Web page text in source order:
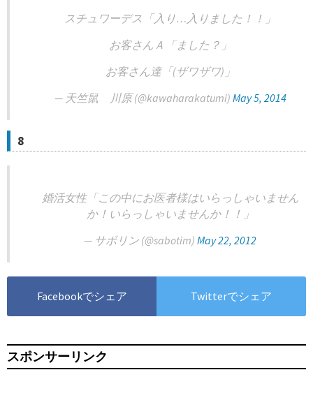
スチュワーデス「入り…入りました！！」
お客さんＡ「ました？」
お客さん達「(ザワザワ)」
— 天竺鼠 川原 (@kawaharakatumi) May 5, 2014
8
婚活女性「この中にお医者様はいらっしゃいません
か！いらっしゃいませんか！！」
— サボリン (@sabotim) May 22, 2012
Facebookでシェア Twitterでシェア
スポンサーリンク